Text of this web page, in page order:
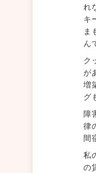
れ
キ
ま
ん
ク
が
増
グ
障
律
間
私
の